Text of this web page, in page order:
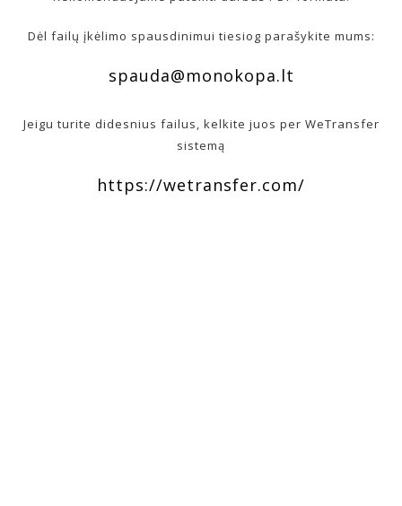
Dėl failų įkėlimo spausdinimui tiesiog parašykite mums:
spauda@monokopa.lt
Jeigu turite didesnius failus, kelkite juos per WeTransfer
sistemą
https://wetransfer.com/